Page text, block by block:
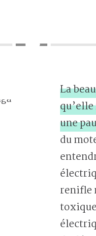
La
une
du
renifle